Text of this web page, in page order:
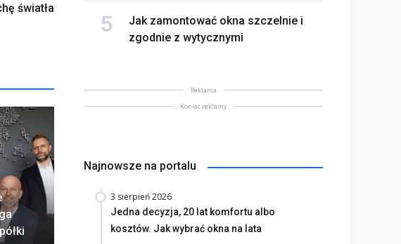
światła
Okna bez tajemnic. Na co
zwrócić uwagę przed
zakupem
Saint-Gobain prezentuje
nowy film wizerunkowy
Jak zamontować okna szczelnie i
zgodnie z wytycznymi
Reklama
Koniec reklamy
Najnowsze na portalu
3 sierpień 2026
Jedna decyzja, 20 lat komfortu albo
kosztów. Jak wybrać okna na lata